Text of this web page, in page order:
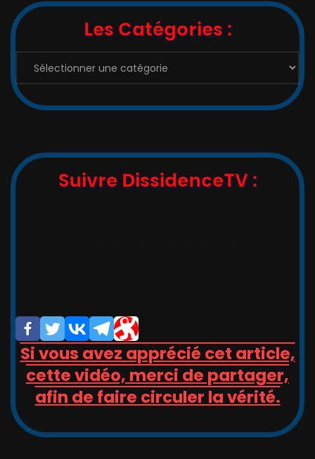
Les Catégories :
Catégories
Suivre DissidenceTV :
Si vous avez apprécié cet article,
cette vidéo, merci de partager,
afin de faire circuler la vérité.